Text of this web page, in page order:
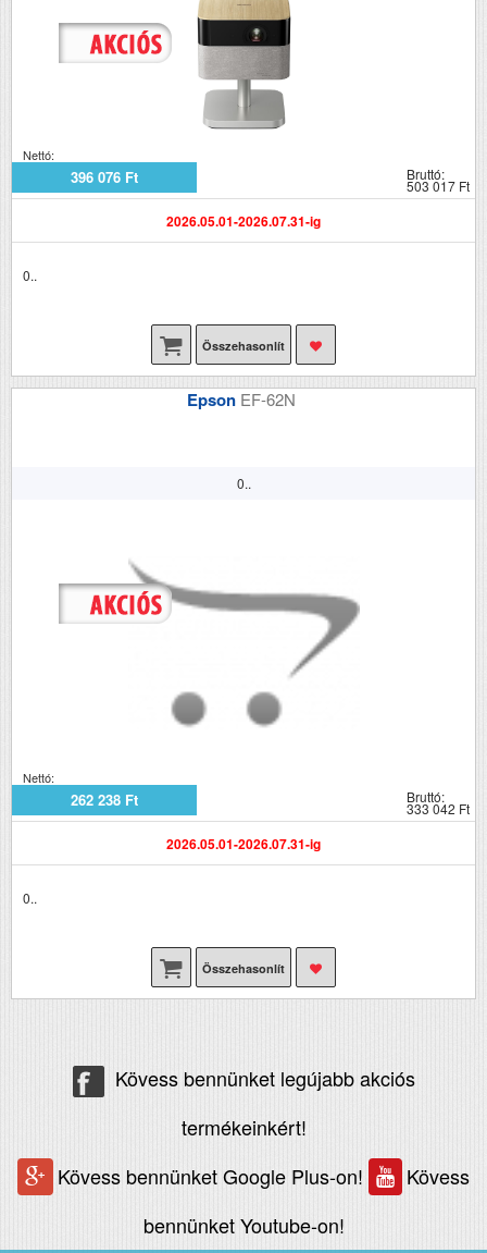
Nettó:
396 076 Ft Bruttó:
503 017 Ft
2026.05.01-2026.07.31-ig
0..
Összehasonlít
Epson EF-62N
0..
Nettó:
262 238 Ft Bruttó:
333 042 Ft
2026.05.01-2026.07.31-ig
0..
Összehasonlít
Kövess bennünket legújabb akciós
termékeinkért!
Kövess bennünket Google Plus-on!
Kövess
bennünket Youtube-on!